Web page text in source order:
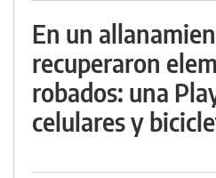
En un
recuperaron
robados: una
celulares y